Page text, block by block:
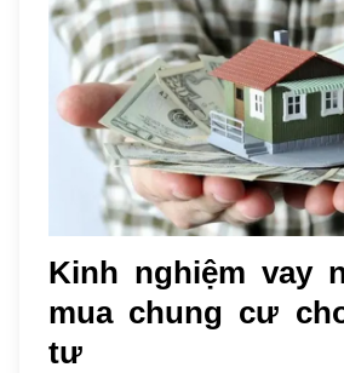
Kinh nghiệm vay
mua chung cư
tư